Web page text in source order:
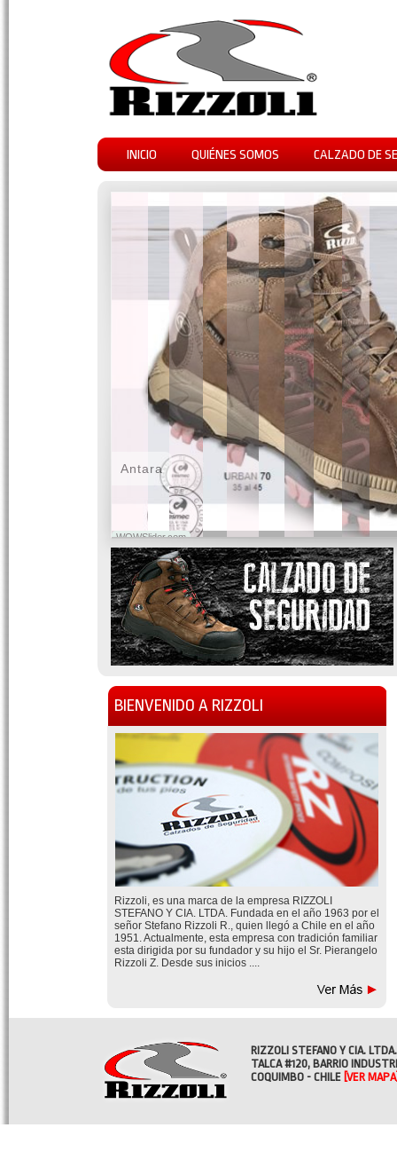
INICIO QUIÉNES SOMOS CALZADO DE
WOWSlider.com
Antara
BIENVENIDO A RIZZOLI
Rizzoli, es una marca de la empresa RIZZOLI
STEFANO Y CIA. LTDA. Fundada en el año 1963 por el
señor Stefano Rizzoli R., quien llegó a Chile en el año
1951. Actualmente, esta empresa con tradición familiar
esta dirigida por su fundador y su hijo el Sr. Pierangelo
Rizzoli Z. Desde sus inicios ....
RIZZOLI STEFANO Y CIA. LTDA.
TALCA #120, BARRIO
COQUIMBO - CHILE [VER